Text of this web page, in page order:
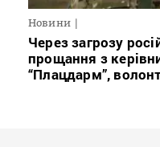
Новини
Через загрозу
прощання з
“Плацдарм”,